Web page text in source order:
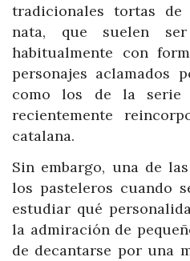
tradicionales tortas
nata, que suelen
habitualmente con
personajes aclamados
como los de la serie
recientemente
catalana.
Sin embargo, una de
los pasteleros cuando
estudiar qué
la admiración de
de decantarse por una